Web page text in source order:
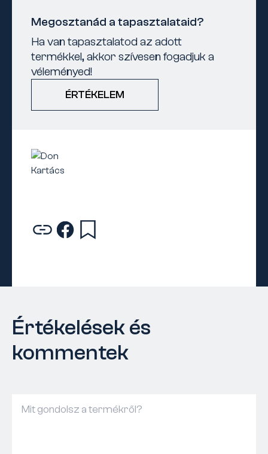
Megosztanád a tapasztalataid?
Ha van tapasztalatod az adott
termékkel, akkor szívesen fogadjuk a
véleményed!
ÉRTÉKELEM
Értékelések és
kommentek